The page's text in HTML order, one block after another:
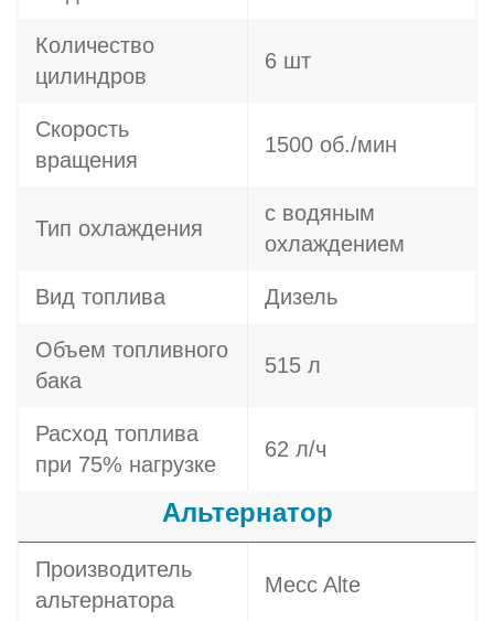
Количество
цилиндров
6 шт
Скорость
вращения
1500 об./мин
Тип охлаждения
с водяным
охлаждением
Вид топлива Дизель
Объем топливного
бака
515 л
Расход топлива
при 75% нагрузке
62 л/ч
Альтернатор
Производитель
альтернатора
Mecc Alte